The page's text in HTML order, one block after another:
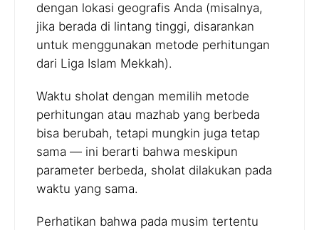
dengan lokasi geografis Anda (misalnya,
jika berada di lintang tinggi, disarankan
untuk menggunakan metode perhitungan
dari Liga Islam Mekkah).
Waktu sholat dengan memilih metode
perhitungan atau mazhab yang berbeda
bisa berubah, tetapi mungkin juga tetap
sama — ini berarti bahwa meskipun
parameter berbeda, sholat dilakukan pada
waktu yang sama.
Perhatikan bahwa pada musim tertentu